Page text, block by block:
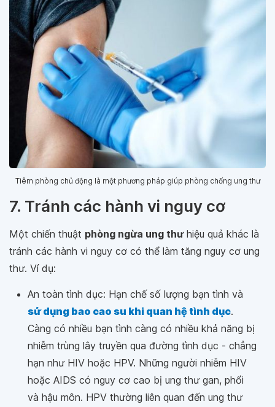
Tiêm phòng chủ động là một phương pháp giúp phòng chống ung thư
7. Tránh các hành vi nguy cơ
Một chiến thuật phòng ngừa ung thưhiệu quả khác là
tránh các hành vi nguy cơ có thể làm tăng nguy cơ ung
thư. Ví dụ:
An toàn tình dục: Hạn chế số lượng bạn tình và
sử dụng bao cao su khi quan hệ tình dục.
Càng có nhiều bạn tình càng có nhiều khả năng bị
nhiễm trùng lây truyền qua đường tình dục - chẳng
hạn như HIV hoặc HPV. Những người nhiễm HIV
hoặc AIDS có nguy cơ cao bị ung thư gan, phổi
và hậu môn. HPV thường liên quan đến ung thư